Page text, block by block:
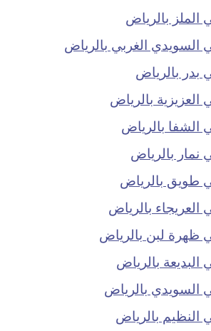
بالرياض
الغربي بالرياض
بالرياض
بالرياض
بالرياض
بالرياض
بالرياض
بالرياض
لبن بالرياض
بالرياض
بالرياض
بالرياض